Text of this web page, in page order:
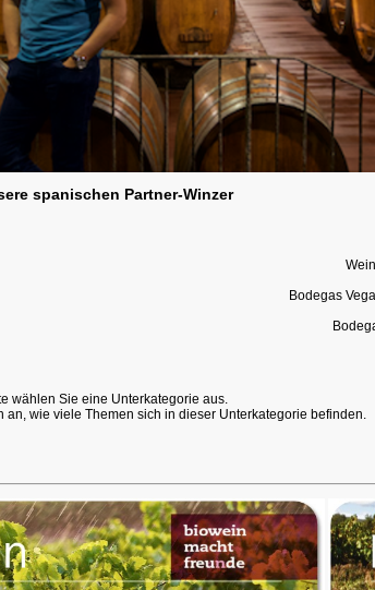
spanischen Partner-Winzer
Bodegas
wählen Sie eine Unterkategorie aus.
an, wie viele Themen sich in dieser Unterkategorie befinden.